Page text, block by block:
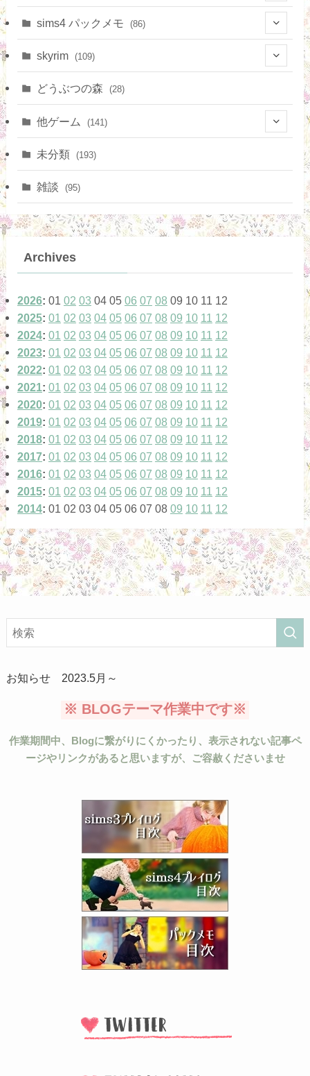
(4)
(10)
(9)
(12)
(21)
(13)
(17)
(8)
(7)
(6)
(6)
(12)
sims4 パックメモ (86)
(11)
skyrim (109)
(8)
どうぶつの森 (28)
他ゲーム (141)
(10)
(1)
(1)
(12)
(1)
(43)
(3)
(4)
未分類 (193)
雑談 (95)
Archives
2026: 01 02 03 04 05 06 07 08 09 10 11 12
2025: 01 02 03 04 05 06 07 08 09 10 11 12
2024: 01 02 03 04 05 06 07 08 09 10 11 12
2023: 01 02 03 04 05 06 07 08 09 10 11 12
2022: 01 02 03 04 05 06 07 08 09 10 11 12
2021: 01 02 03 04 05 06 07 08 09 10 11 12
2020: 01 02 03 04 05 06 07 08 09 10 11 12
2019: 01 02 03 04 05 06 07 08 09 10 11 12
2018: 01 02 03 04 05 06 07 08 09 10 11 12
2017: 01 02 03 04 05 06 07 08 09 10 11 12
2016: 01 02 03 04 05 06 07 08 09 10 11 12
2015: 01 02 03 04 05 06 07 08 09 10 11 12
2014: 01 02 03 04 05 06 07 08 09 10 11 12
お知らせ 2023.5月～
※ BLOGテーマ作業中です※
作業期間中、Blogに繋がりにくかったり、表示されない記事ペ
ージやリンクがあると思いますが、ご容赦くださいませ